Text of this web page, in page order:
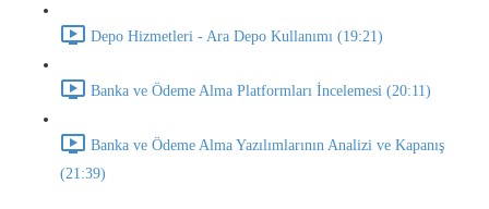
Depo Hizmetleri - Ara Depo Kullanımı (19:21)
Banka ve Ödeme Alma Platformları İncelemesi (20:11)
Banka ve Ödeme Alma Yazılımlarının Analizi ve Kapanış
(21:39)